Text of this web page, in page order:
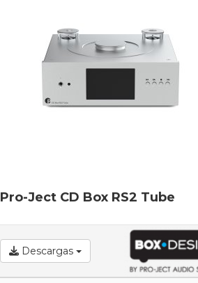
Pro-Ject CD Box RS2 Tube
Descargas